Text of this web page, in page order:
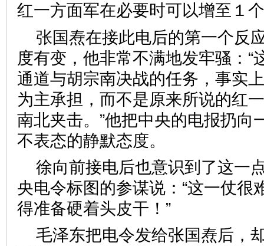
红一方面军在必要时可以增至１
张国焘在接此电后的第一个反
度有变，他非常不满地发牢骚：“
通道与胡宗南决战的任务，事实
为主承担，而不是原来所说的红
南北夹击。”他把中央的电报扔向
不表态的静默态度。
徐向前接电后也意识到了这一
央电令标图的参谋说：“这一仗很
得准备硬着头皮干！”
毛泽东把电令发给张国焘后，